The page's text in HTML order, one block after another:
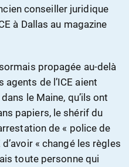
conseiller juridique
à Dallas au magazine
propagée au-delà
de l’ICE aient
le Maine, qu’ils ont
papiers, le shérif du
de « police de
« changé les règles
toute personne qui